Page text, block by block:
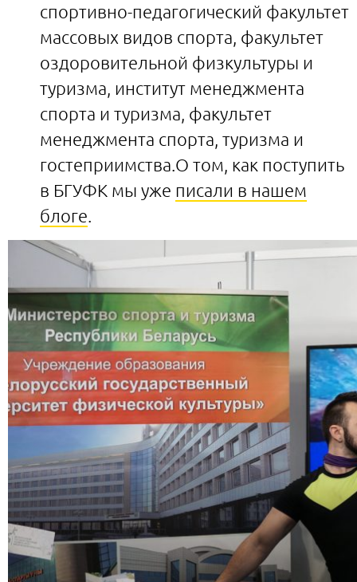
спортивно-педагогический факультет
массовых видов спорта, факультет
оздоровительной физкультуры и
туризма, институт менеджмента
спорта и туризма, факультет
менеджмента спорта, туризма и
гостеприимства.О том, как поступить
в БГУФК мы уже писали в нашем
блоге